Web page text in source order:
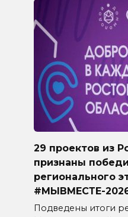
29 проектов из
признаны
регионального
#МЫВМЕСТЕ-
Подведены итоги